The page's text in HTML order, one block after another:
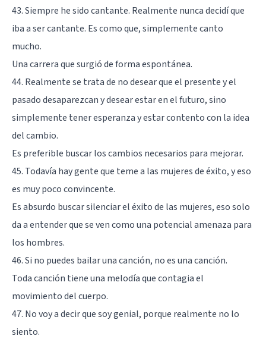
43. Siempre he sido cantante. Realmente nunca decidí que
iba a ser cantante. Es como que, simplemente canto
mucho.
Una carrera que surgió de forma espontánea.
44. Realmente se trata de no desear que el presente y el
pasado desaparezcan y desear estar en el futuro, sino
simplemente tener esperanza y estar contento con la idea
del cambio.
Es preferible buscar los cambios necesarios para mejorar.
45. Todavía hay gente que teme a las mujeres de éxito, y eso
es muy poco convincente.
Es absurdo buscar silenciar el éxito de las mujeres, eso solo
da a entender que se ven como una potencial amenaza para
los hombres.
46. Si no puedes bailar una canción, no es una canción.
Toda canción tiene una melodía que contagia el
movimiento del cuerpo.
47. No voy a decir que soy genial, porque realmente no lo
siento.